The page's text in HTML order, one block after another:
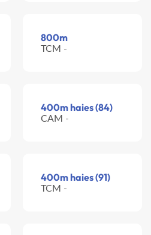
800m
TCM -
400m haies (84)
CAM -
400m haies (91)
TCM -